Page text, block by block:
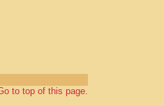
to top of this page.